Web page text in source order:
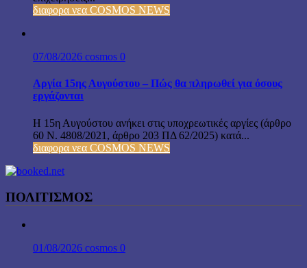
διαφορα νεα COSMOS NEWS
07/08/2026 cosmos 0
Αργία 15ης Αυγούστου – Πώς θα πληρωθεί για όσους
εργάζονται
Η 15η Αυγούστου ανήκει στις υποχρεωτικές αργίες (άρθρο
60 Ν. 4808/2021, άρθρο 203 ΠΔ 62/2025) κατά...
διαφορα νεα COSMOS NEWS
ΠΟΛΙΤΙΣΜΟΣ
01/08/2026 cosmos 0